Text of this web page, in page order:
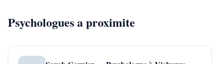
Psychologues a proximite